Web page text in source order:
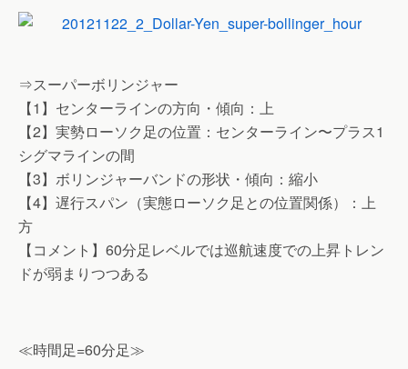
⇒スーパーボリンジャー
【1】センターラインの方向・傾向：上
【2】実勢ローソク足の位置：センターライン〜プラス1
シグマラインの間
【3】ボリンジャーバンドの形状・傾向：縮小
【4】遅行スパン（実態ローソク足との位置関係）：上
方
【コメント】60分足レベルでは巡航速度での上昇トレン
ドが弱まりつつある
≪時間足=60分足≫